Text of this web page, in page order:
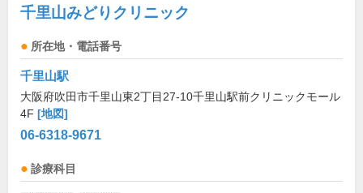
千里山みどりクリニック
所在地・電話番号
千里山駅
大阪府吹田市千里山東2丁目27-10千里山駅前クリニックモール
4F [地図]
06-6318-9671
診療科目